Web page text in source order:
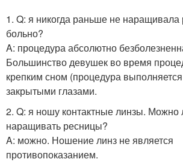
1. Q: я никогда раньше не
больно?
A: процедура абсолютно
Большинство девушек во время
крепким сном (процедура
закрытыми глазами.
2. Q: я ношу контактные линзы. Можно
наращивать ресницы?
A: можно. Ношение линз не является
противопоказанием.